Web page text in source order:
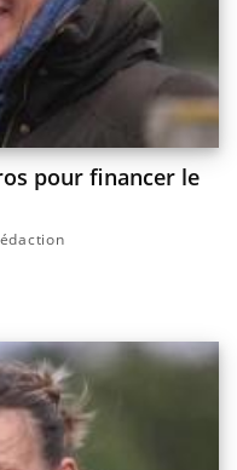
pour financer le